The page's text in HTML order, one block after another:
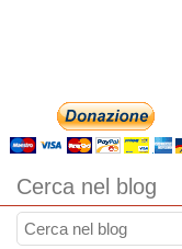
Cerca nel blog